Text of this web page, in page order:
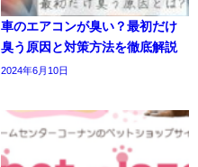
車のエアコンが臭い？最初だけ
臭う原因と対策方法を徹底解説
2024年6月10日